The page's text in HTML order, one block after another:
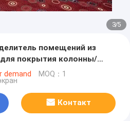
3/5
помещений из
покрытия колонны/
demand MOQ：1
Контакт